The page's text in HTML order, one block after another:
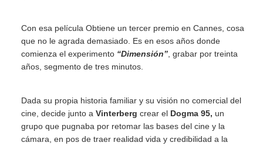
Con esa película Obtiene un tercer premio en Cannes, cosa
que no le agrada demasiado. Es en esos años donde
comienza el experimento “Dimensión” , grabar por treinta
años, segmento de tres minutos.
Dada su propia historia familiar y su visión no comercial del
cine, decide junto a Vinterberg crear el Dogma 95, un
grupo que pugnaba por retomar las bases del cine y la
cámara, en pos de traer realidad vida y credibilidad a la